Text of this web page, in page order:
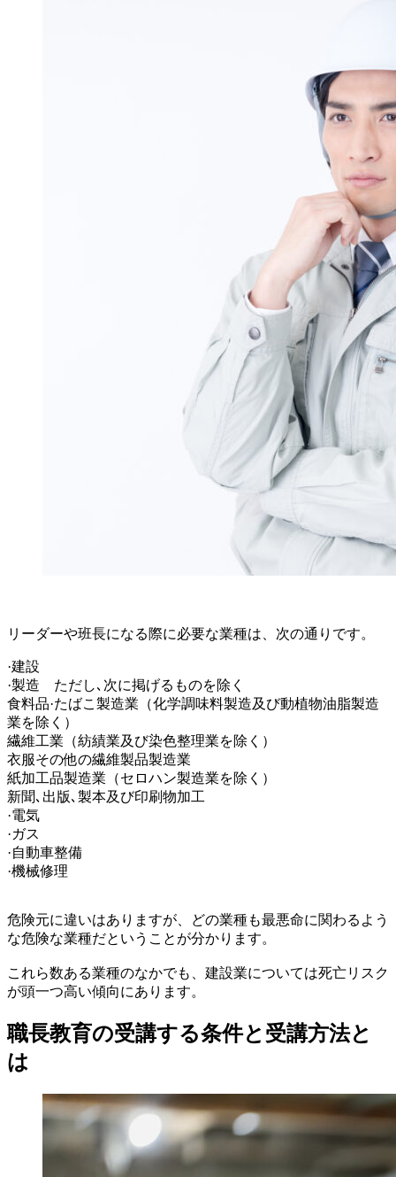
リーダーや班長になる際に必要な業種は、次の通りです。
·建設
·製造 ただし､次に掲げるものを除く
食料品·たばこ製造業（化学調味料製造及び動植物油脂製造
業を除く）
繊維工業（紡績業及び染色整理業を除く）
衣服その他の繊維製品製造業
紙加工品製造業（セロハン製造業を除く）
新聞､出版､製本及び印刷物加工
·電気
·ガス
·自動車整備
·機械修理
危険元に違いはありますが、どの業種も最悪命に関わるよう
な危険な業種だということが分かります。
これら数ある業種のなかでも、建設業については死亡リスク
が頭一つ高い傾向にあります。
職長教育の受講する条件と受講方法と
は